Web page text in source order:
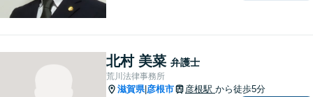
トいたします。
北村 美菜 弁護士
荒川法律事務所
滋賀県| 彦根市 彦根駅 から徒歩5分